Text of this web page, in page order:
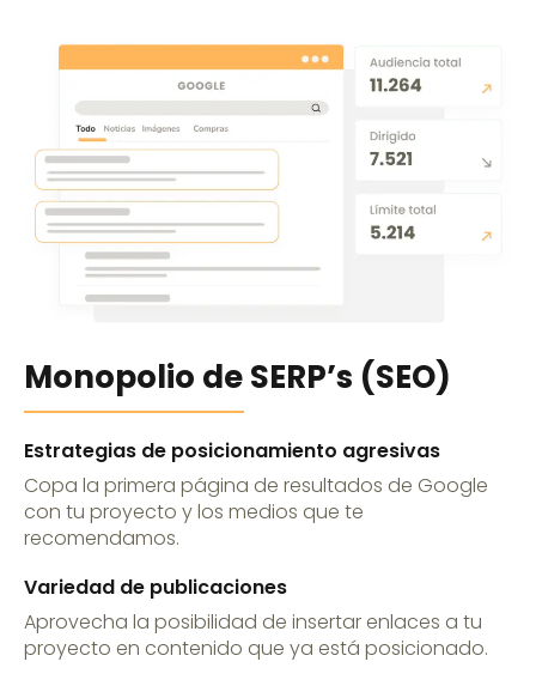
Monopolio de SERP’s (SEO)
Estrategias de posicionamiento agresivas
Copa la primera página de resultados de Google
con tu proyecto y los medios que te
recomendamos.
Variedad de publicaciones
Aprovecha la posibilidad de insertar enlaces a tu
proyecto en contenido que ya está posicionado.